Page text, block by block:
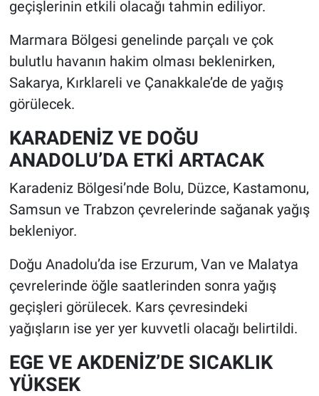
geçişlerinin etkili olacağı tahmin ediliyor.
Marmara Bölgesi genelinde parçalı ve çok
bulutlu havanın hakim olması beklenirken,
Sakarya, Kırklareli ve Çanakkale’de de yağış
görülecek.
KARADENİZ VE DOĞU
ANADOLU’DA ETKİ ARTACAK
Karadeniz Bölgesi’nde Bolu, Düzce, Kastamonu,
Samsun ve Trabzon çevrelerinde sağanak yağış
bekleniyor.
Doğu Anadolu’da ise Erzurum, Van ve Malatya
çevrelerinde öğle saatlerinden sonra yağış
geçişleri görülecek. Kars çevresindeki
yağışların ise yer yer kuvvetli olacağı belirtildi.
EGE VE AKDENİZ’DE SICAKLIK
YÜKSEK